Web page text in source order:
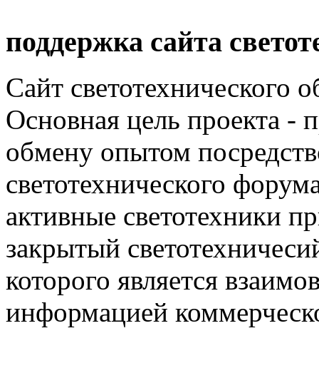
поддержка сайта
Сайт светотехнического
Основная цель проекта -
обмену опытом
светотехнического
активные светотехники
закрытый
которого является
информацией